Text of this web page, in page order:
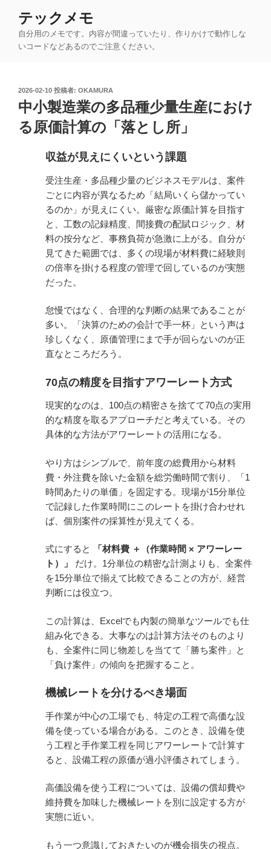
テックメモ
自分用のメモです。内容が間違っていたり、作りかけで動作しな
いコードなどあるのでご注意ください。
投
日:
2026-02-10 投稿者: OKAMURA
中小製造業の多品種少量生産におけ
る原価計算の「落とし所」
収益が見えにくいという課題
受注生産・多品種少量のビジネスモデルは、案件
ごとに内容が異なるため「結局いくら儲かってい
るのか」が見えにくい。厳密な原価計算を目指す
と、工数の記録精度、間接費の配賦ロジック、材
料の按分など、事務負荷が急激に上がる。自分が
見てきた範囲では、多くの現場が材料費に経験則
の倍率を掛ける程度の管理で回しているのが実態
だった。
怠慢ではなく、合理的な判断の結果であることが
多い。「決算のための会計で手一杯」という声は
珍しくなく、原価管理にまで手が回らないのが正
直なところだろう。
70点の精度を目指すアワーレート方式
現実的なのは、100点の精密さを捨てて70点の実用
的な精度を取るアプローチだと考えている。その
具体的な方法がアワーレートの活用になる。
やり方はシンプルで、前年度の総費用から材料
費・外注費を除いた金額を総労働時間で割り、「1
時間あたりの単価」を固定する。現場が15分単位
で記録した作業時間にこのレートを掛け合わせれ
ば、個別案件の採算性が見えてくる。
式にすると
「材料費 ＋（作業時間 × アワーレー
ト）」
だけ。1分単位の精密な計測よりも、全案件
を15分単位で揃えて比較できることの方が、経営
判断には役立つ。
この計算は、Excelでも内製の簡単なツールでも仕
組み化できる。大事なのは計算方法そのものより
も、全案件に同じ物差しを当てて「勝ち案件」と
「負け案件」の傾向を把握すること。
機械レートを分けるべき場面
手作業が中心の工場でも、特定の工程で高価な設
備を使っている場合がある。このとき、設備を使
う工程と手作業工程を同じアワーレートで計算す
ると、設備工程の原価が過小評価されてしまう。
高価設備を使う工程については、設備の償却費や
維持費を加味した機械レートを別に設定する方が
実態に近い。
もう一つ意識しておきたいのが機会損失の視点。